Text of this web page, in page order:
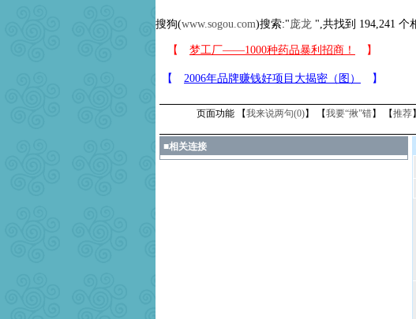
搜狗(www.sogou.com)搜索:"庞龙 ",共找到 194,241 个
页面功能 【我来说两句(0)】 【我要“揪”错】 【推荐
■相关连接